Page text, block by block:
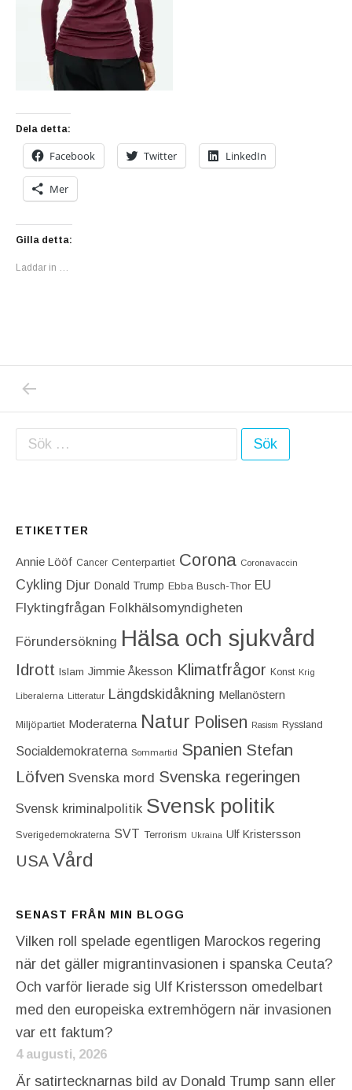
Dela detta:
Facebook Twitter LinkedIn
Mer
Gilla detta:
Laddar in …
Inläggsnavigering
Sök efter:
ETIKETTER
Annie Lööf Cancer Centerpartiet‎ Corona Coronavaccin
Cykling Djur Donald Trump Ebba Busch-Thor EU
Flyktingfrågan Folkhälsomyndigheten
Förundersökning Hälsa och sjukvård
Idrott Islam Jimmie Åkesson Klimatfrågor Konst Krig
Liberalerna Litteratur Längdskidåkning Mellanöstern
Miljöpartiet Moderaterna Natur Polisen Rasism Ryssland
Socialdemokraterna Sommartid Spanien Stefan
Löfven Svenska mord Svenska regeringen
Svensk kriminalpolitik Svensk politik
Sverigedemokraterna SVT Terrorism Ukraina Ulf Kristersson
USA Vård
SENAST FRÅN MIN BLOGG
Vilken roll spelade egentligen Marockos regering
när det gäller migrantinvasionen i spanska Ceuta?
Och varför lierade sig Ulf Kristersson omedelbart
med den europeiska extremhögern när invasionen
var ett faktum?
4 augusti, 2026
Är satirtecknarnas bild av Donald Trump sann eller